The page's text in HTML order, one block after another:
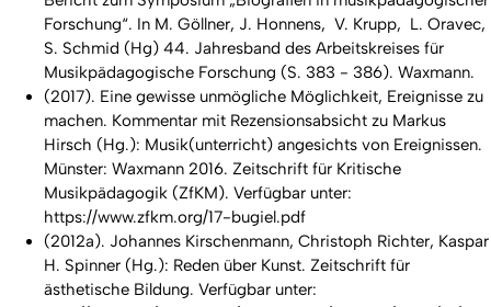
Forschung“. In M. Göllner, J. Honnens, V. Krupp, L. Oravec,
S. Schmid (Hg) 44. Jahresband des Arbeitskreises für
Musikpädagogische Forschung (S. 383 - 386). Waxmann.
(2017). Eine gewisse unmögliche Möglichkeit, Ereignisse zu
machen. Kommentar mit Rezensionsabsicht zu Markus
Hirsch (Hg.): Musik(unterricht) angesichts von Ereignissen.
Münster: Waxmann 2016. Zeitschrift für Kritische
Musikpädagogik (ZfKM). Verfügbar unter:
https://www.zfkm.org/17-bugiel.pdf
(2012a). Johannes Kirschenmann, Christoph Richter, Kaspar
H. Spinner (Hg.): Reden über Kunst. Zeitschrift für
ästhetische Bildung. Verfügbar unter: